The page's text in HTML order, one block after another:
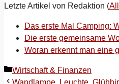
Letzte Artikel von Redaktion (
Das erste Mal Camping:
Die erste gemeinsame
Woran erkennt man eine
Kategorien
Wirtschaft & Finanzen
Wandlampe, Leuchte,